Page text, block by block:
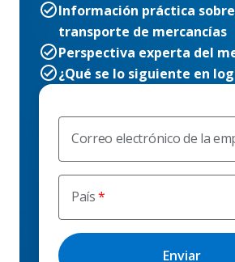
Correo electrónico de la
País
Información práctica
transporte de mercancías
Perspectiva experta del
¿Qué se lo siguiente en